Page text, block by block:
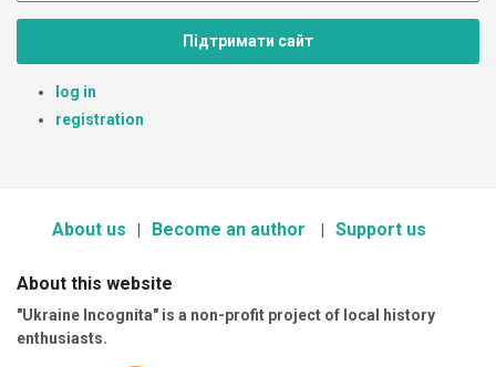
Підтримати сайт
log in
registration
About us Become an author Support us
About this website
"Ukraine Incognita" is a non-profit project of local history
enthusiasts.